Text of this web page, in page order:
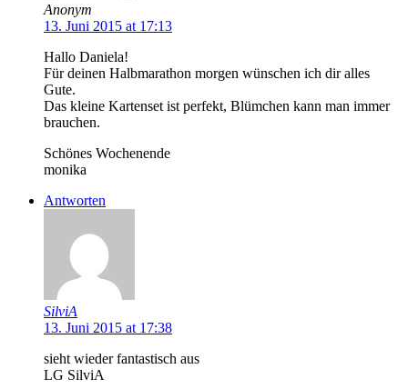
Anonym
13. Juni 2015 at 17:13
Hallo Daniela!
Für deinen Halbmarathon morgen wünschen ich dir alles
Gute.
Das kleine Kartenset ist perfekt, Blümchen kann man immer
brauchen.
Schönes Wochenende
monika
Antworten
SilviA
13. Juni 2015 at 17:38
sieht wieder fantastisch aus
LG SilviA